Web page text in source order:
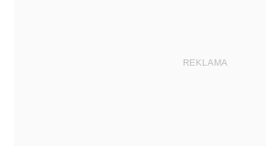
REKLAMA